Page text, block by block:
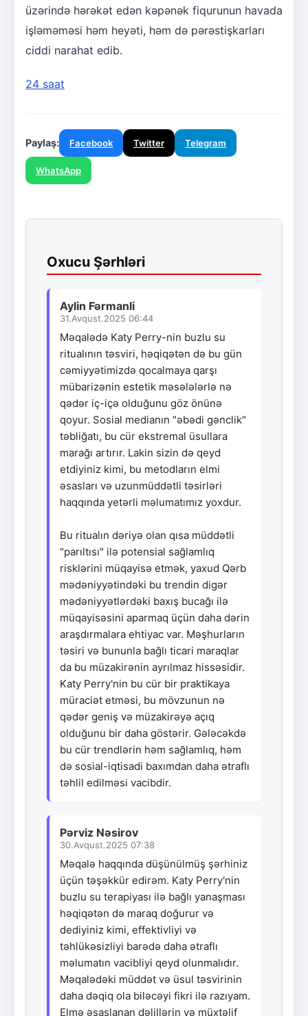
üzərində hərəkət edən kəpənək fiqurunun havada
işləməməsi həm heyəti, həm də pərəstişkarları
ciddi narahat edib.
24 saat
Paylaş: Facebook Twitter Telegram
WhatsApp
Oxucu Şərhləri
Aylin Fərmanli
31.Avqust.2025 06:44
Məqalədə Katy Perry-nin buzlu su
ritualının təsviri, həqiqətən də bu gün
cəmiyyətimizdə qocalmaya qarşı
mübarizənin estetik məsələlərlə nə
qədər iç-içə olduğunu göz önünə
qoyur. Sosial medianın "əbədi gənclik"
təbliğatı, bu cür ekstremal üsullara
marağı artırır. Lakin sizin də qeyd
etdiyiniz kimi, bu metodların elmi
əsasları və uzunmüddətli təsirləri
haqqında yetərli məlumatımız yoxdur.
Bu ritualın dəriyə olan qısa müddətli
"parıltısı" ilə potensial sağlamlıq
risklərini müqayisə etmək, yaxud Qərb
mədəniyyətindəki bu trendin digər
mədəniyyətlərdəki baxış bucağı ilə
müqayisəsini aparmaq üçün daha dərin
araşdırmalara ehtiyac var. Məşhurların
təsiri və bununla bağlı ticari maraqlar
da bu müzakirənin ayrılmaz hissəsidir.
Katy Perry'nin bu cür bir praktikaya
müraciət etməsi, bu mövzunun nə
qədər geniş və müzakirəyə açıq
olduğunu bir daha göstərir. Gələcəkdə
bu cür trendlərin həm sağlamlıq, həm
də sosial-iqtisadi baxımdan daha ətraflı
təhlil edilməsi vacibdir.
Pərviz Nəsirov
30.Avqust.2025 07:38
Məqalə haqqında düşünülmüş şərhiniz
üçün təşəkkür edirəm. Katy Perry'nin
buzlu su terapiyası ilə bağlı yanaşması
həqiqətən də maraq doğurur və
dediyiniz kimi, effektivliyi və
təhlükəsizliyi barədə daha ətraflı
məlumatın vacibliyi qeyd olunmalıdır.
Məqalədəki müddət və üsul təsvirinin
daha dəqiq ola biləcəyi fikri ilə razıyam.
Elmə əsaslanan dəlillərin və müxtəlif